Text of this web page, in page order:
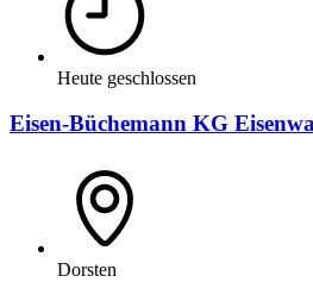
Heute geschlossen
Eisen-Büchemann KG
Dorsten